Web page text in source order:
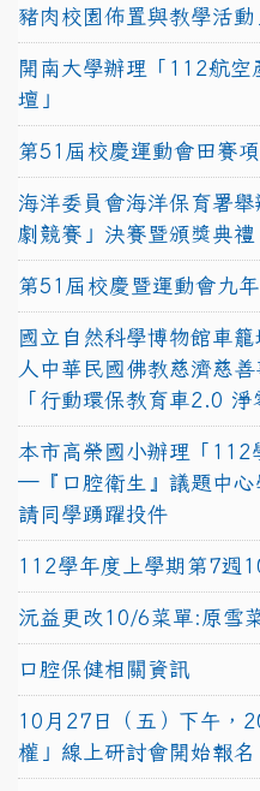
豬肉校園佈置與教學活動
開南大學辦理「112航空
壇」
第51屆校慶運動會田賽
海洋委員會海洋保育署
劇競賽」決賽暨頒獎典禮
第51屆校慶暨運動會九
國立自然科學博物館車
人中華民國佛教慈濟慈
「行動環保教育車2.0
本市高榮國小辦理「112
─『口腔衛生』議題中心
請同學踴躍投件
112學年度上學期第7週
沅益更改10/6菜單:原雪
口腔保健相關資訊
10月27日（五）下午，
權」線上研討會開始報